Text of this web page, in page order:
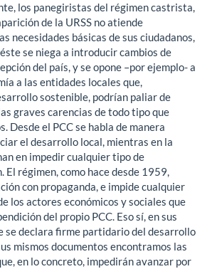
los panegiristas del régimen castrista,
de la URSS no atiende
necesidades básicas de sus ciudadanos,
se niega a introducir cambios de
del país, y se opone –por ejemplo- a
a las entidades locales que,
sostenible, podrían paliar de
graves carencias de todo tipo que
Desde el PCC se habla de manera
el desarrollo local, mientras en la
en impedir cualquier tipo de
El régimen, como hace desde 1959,
con propaganda, e impide cualquier
los actores económicos y sociales que
del propio PCC. Eso sí, en sus
se declara firme partidario del desarrollo
mismos documentos encontramos las
en lo concreto, impedirán avanzar por